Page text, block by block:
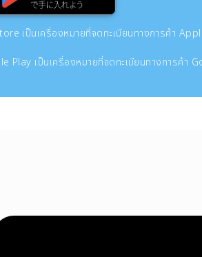
เป็นเครื่องหมายที่จดทะเบียนทางการค้า
Play เป็นเครื่องหมายที่จดทะเบียนทางการค้า